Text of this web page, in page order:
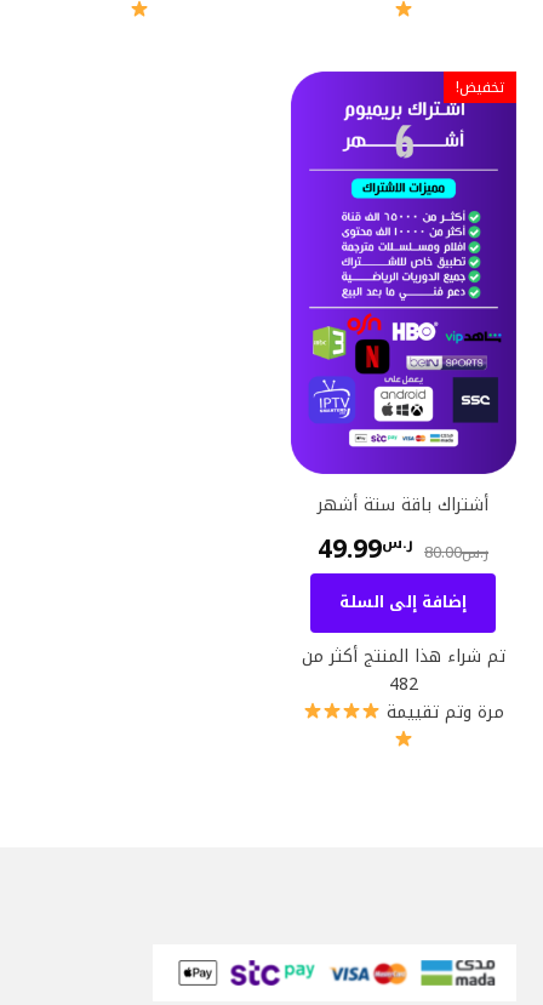
تخفيض!
أشتراك باقة ستة أشهر
ر.س80.00 ر.س49.99
إضافة إلى السلة
تم شراء هذا المنتج أكثر من
482
مرة وتم تقييمة